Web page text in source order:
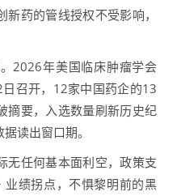
药的管线授权不受影响，
年美国临床肿瘤学会
日召开，12家中国药企的13
摘要，入选数量刷新历史纪
读出窗口期。
任何基本面利空，政策支
绩拐点，不惧黎明前的黑